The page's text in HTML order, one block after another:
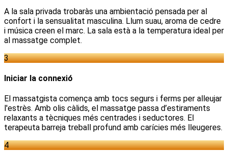
A la sala privada trobaràs una ambientació pensada per al
confort i la sensualitat masculina. Llum suau, aroma de cedre
i música creen el marc. La sala està a la temperatura ideal per
al massatge complet.
3
Iniciar la connexió
El massatgista comença amb tocs segurs i ferms per alleujar
l'estrès. Amb olis càlids, el massatge passa d’estiraments
relaxants a tècniques més centrades i seductores. El
terapeuta barreja treball profund amb carícies més lleugeres.
4